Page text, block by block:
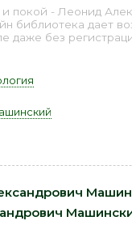
покой - Леонид
библиотека дает
даже без